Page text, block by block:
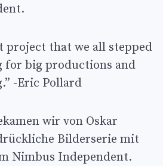
project that we all stepped
for big productions and
-Eric Pollard
wir von Oskar
Bilderserie mit
Nimbus Independent.